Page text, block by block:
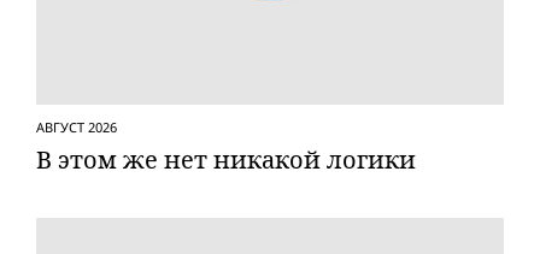
АВГУСТ 2026
В этом же нет никакой логики